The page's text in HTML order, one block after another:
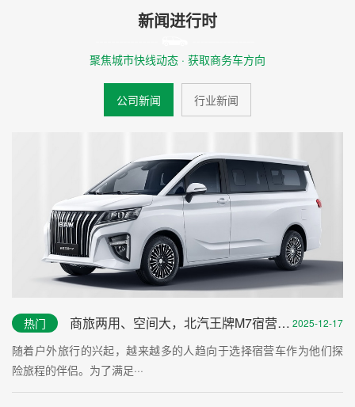
新闻进行时
聚焦城市快线动态 · 获取商务车方向
公司新闻 行业新闻
2025-12-17
热门 商旅两用、空间大，北汽王牌M7宿营车评测之综测篇
随着户外旅行的兴起，越来越多的人趋向于选择宿营车作为他们探
险旅程的伴侣。为了满足···